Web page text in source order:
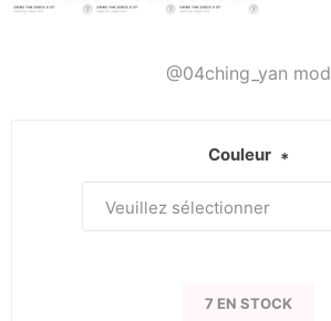
@04ching_yan mod
Couleur *
7 EN STOCK